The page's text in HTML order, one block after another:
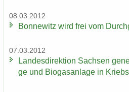
08.03.2012
Bon­ne­witz wird frei vom
07.03.2012
Lan­des­di­rek­ti­on Sach­sen
ge und Bio­gas­an­la­ge in